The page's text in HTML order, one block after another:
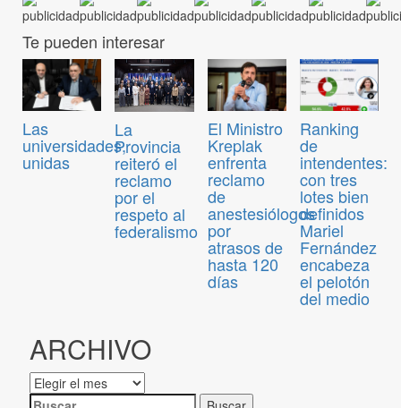
Te pueden interesar
Las
universidades,
unidas
La
Provincia
reiteró el
reclamo
por el
respeto al
federalismo
El Ministro
Kreplak
enfrenta
reclamo
de
anestesiólogos
por
atrasos de
hasta 120
días
Ranking
de
intendentes:
con tres
lotes bien
definidos
Mariel
Fernández
encabeza
el pelotón
del medio
ARCHIVO